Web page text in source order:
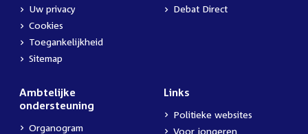
Uw privacy
Cookies
Toegankelijkheid
Sitemap
Debat Direct
Ambtelijke
ondersteuning
Organogram
Links
Politieke websites
Voor jongeren